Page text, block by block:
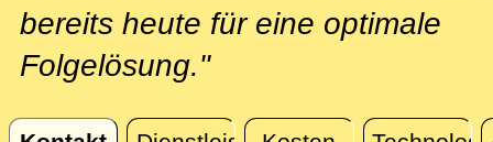
bereits heute für eine optimale
Folgelösung."